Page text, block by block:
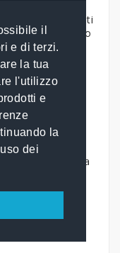
il
e di terzi.
la tua
l'utilizzo
e
la
dei
avvisandoti
il lavaggio
residua.
sistema di
Ø 3 mm: sonda